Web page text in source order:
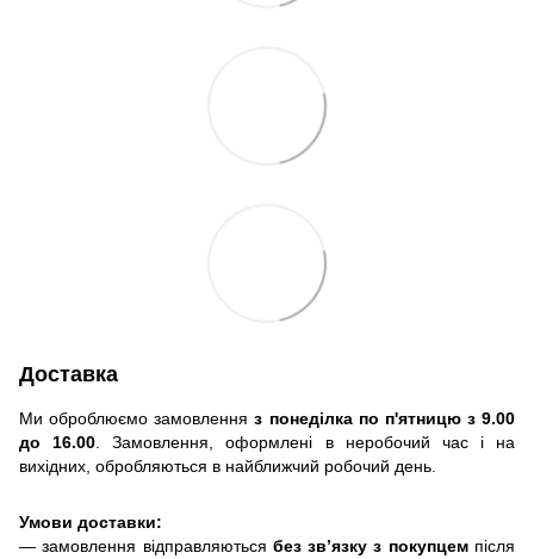
Доставка
Ми оброблюємо замовленняз понеділка по п'ятницю з 9.00
до 16.00. Замовлення, оформлені в неробочий час і на
вихідних, обробляються в найближчий робочий день.
Умови доставки:
— замовлення відправляються без зв’язку з покупцемпісля